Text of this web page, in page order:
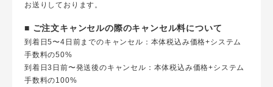
お送りしております。
■ ご注文キャンセルの際のキャンセル料について
到着日5〜4日前までのキャンセル：本体税込み価格+システム
手数料の50%
到着日3日前〜発送後のキャンセル：本体税込み価格+システム
手数料の100%